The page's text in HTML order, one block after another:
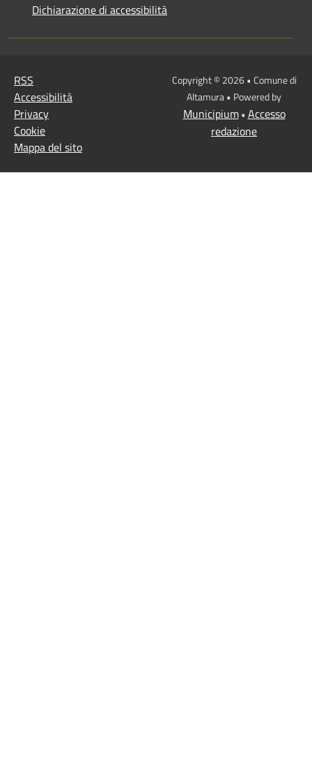
Dichiarazione di accessibilità
RSS
Accessibilità
Privacy
Cookie
Mappa del sito
Copyright © 2026 • Comune di
Altamura • Powered by
Municipium• Accesso
redazione